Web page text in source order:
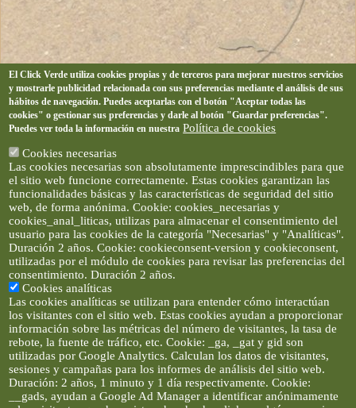
El Click Verde utiliza cookies propias y de terceros para mejorar nuestros servicios
y mostrarle publicidad relacionada con sus preferencias mediante el análisis de sus
hábitos de navegación. Puedes aceptarlas con el botón "Aceptar todas las
cookies" o gestionar sus preferencias y darle al botón "Guardar preferencias".
Puedes ver toda la información en nuestra Política de cookies
Cookies necesarias
Las cookies necesarias son absolutamente imprescindibles para que
el sitio web funcione correctamente. Estas cookies garantizan las
funcionalidades básicas y las características de seguridad del sitio
web, de forma anónima. Cookie: cookies_necesarias y
cookies_anal_liticas, utilizas para almacenar el consentimiento del
usuario para las cookies de la categoría "Necesarias" y "Analíticas".
Duración 2 años. Cookie: cookieconsent-version y cookieconsent,
utilizadas por el módulo de cookies para revisar las preferencias del
consentimiento. Duración 2 años.
Cookies analíticas
Las cookies analíticas se utilizan para entender cómo interactúan
los visitantes con el sitio web. Estas cookies ayudan a proporcionar
información sobre las métricas del número de visitantes, la tasa de
rebote, la fuente de tráfico, etc. Cookie: _ga, _gat y gid son
utilizadas por Google Analytics. Calculan los datos de visitantes,
sesiones y campañas para los informes de análisis del sitio web.
Duración: 2 años, 1 minuto y 1 día respectivamente. Cookie:
__gads, ayudan a Google Ad Manager a identificar anónimamente